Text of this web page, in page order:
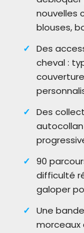
nouvelles
blouses,
Des
cheval :
Des
90
difficulté
galoper
Une
morceaux